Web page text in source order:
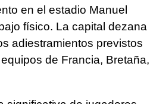
en el estadio Manuel
físico. La capital dezana
adiestramientos previstos
de Francia, Bretaña,